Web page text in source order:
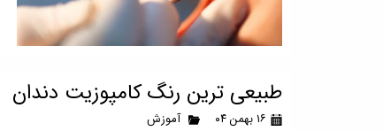
طبیعی ترین رنگ کامپوزیت دندان
۱۶ بهمن ۰۴
آموزش